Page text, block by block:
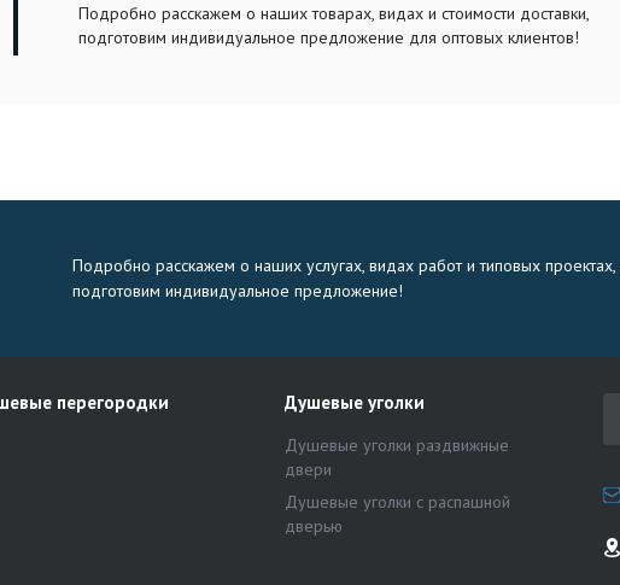
Подробно расскажем о наших товарах, видах и стоимости доставки,
подготовим индивидуальное предложение для оптовых клиентов!
Подробно расскажем о наших услугах, видах работ и типовых проектах,
подготовим индивидуальное предложение!
перегородки Душевые уголки
Душевые уголки раздвижные
двери
Душевые уголки с распашной
дверью